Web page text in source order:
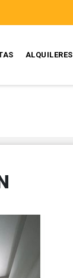
ALQUILERES